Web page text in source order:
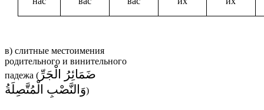
в) слитные местоимения
родительного и винительного
падежа ( ضَمَائِرُ الْجَرِّ
وَالنَّصْبِ الْمُتَّصِلَةُ)